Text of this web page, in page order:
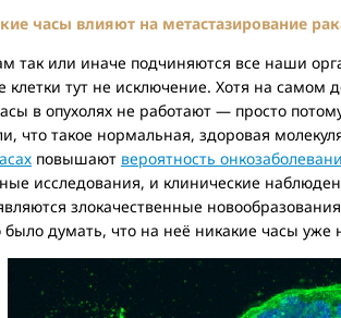
часы влияют на метастазирование
так или иначе подчиняются все наши
клетки тут не исключение. Хотя на самом
в опухолях не работают — просто
что такое нормальная, здоровая
повышают вероятность
исследования, и клинические
злокачественные
было думать, что на неё никакие часы уже